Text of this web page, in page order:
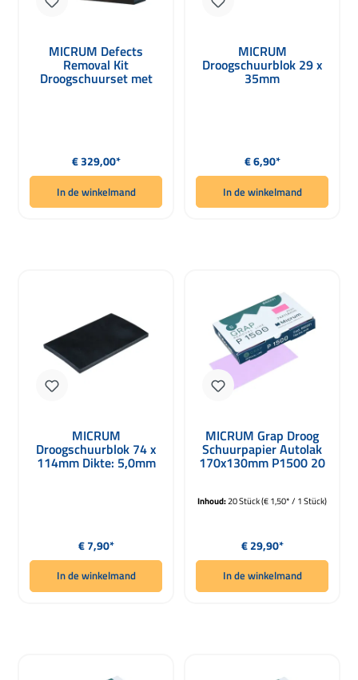
MICRUM Defects
Removal Kit
Droogschuurset met
Laktrekker &
Normale prijs:
€ 329,00*
In de winkelmand
MICRUM
Droogschuurblok 29 x
35mm
Normale prijs:
€ 6,90*
In de winkelmand
MICRUM
Droogschuurblok 74 x
114mm Dikte: 5,0mm
Normale prijs:
€ 7,90*
In de winkelmand
MICRUM Grap Droog
Schuurpapier Autolak
170x130mm P1500 20
Inhoud:20 Stück(€ 1,50* / 1 Stück)
Normale prijs:
€ 29,90*
In de winkelmand